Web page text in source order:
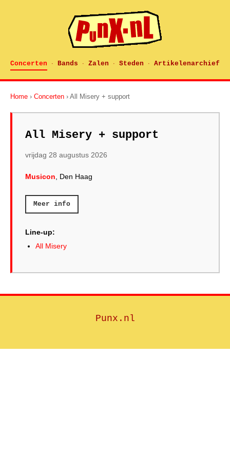
Concerten · Bands · Zalen · Steden · Artikelenarchief
Home › Concerten › All Misery + support
All Misery + support
vrijdag 28 augustus 2026
Musicon , Den Haag
Meer info
Line-up:
All Misery
Punx.nl